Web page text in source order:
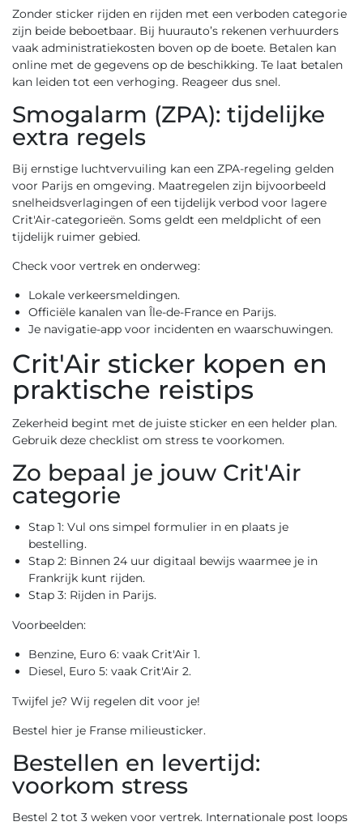
Zonder sticker rijden en rijden met een verboden categorie
zijn beide beboetbaar. Bij huurauto’s rekenen verhuurders
vaak administratiekosten boven op de boete. Betalen kan
online met de gegevens op de beschikking. Te laat betalen
kan leiden tot een verhoging. Reageer dus snel.
Smogalarm (ZPA): tijdelijke
extra regels
Bij ernstige luchtvervuiling kan een ZPA-regeling gelden
voor Parijs en omgeving. Maatregelen zijn bijvoorbeeld
snelheidsverlagingen of een tijdelijk verbod voor lagere
Crit'Air-categorieën. Soms geldt een meldplicht of een
tijdelijk ruimer gebied.
Check voor vertrek en onderweg:
Lokale verkeersmeldingen.
Officiële kanalen van Île-de-France en Parijs.
Je navigatie-app voor incidenten en waarschuwingen.
Crit'Air sticker kopen en
praktische reistips
Zekerheid begint met de juiste sticker en een helder plan.
Gebruik deze checklist om stress te voorkomen.
Zo bepaal je jouw Crit'Air
categorie
Stap 1: Vul ons simpel formulier in en plaats je
bestelling.
Stap 2: Binnen 24 uur digitaal bewijs waarmee je in
Frankrijk kunt rijden.
Stap 3: Rijden in Parijs.
Voorbeelden:
Benzine, Euro 6: vaak Crit'Air 1.
Diesel, Euro 5: vaak Crit'Air 2.
Twijfel je? Wij regelen dit voor je!
Bestel hier je Franse milieusticker.
Bestellen en levertijd:
voorkom stress
Bestel 2 tot 3 weken voor vertrek. Internationale post loops